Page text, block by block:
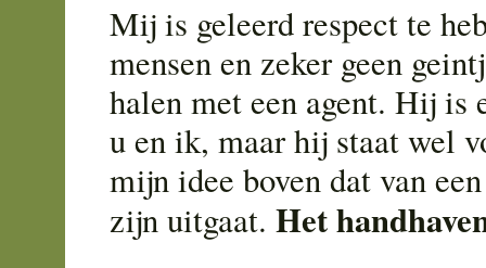
Mij is geleerd respect te
mensen en zeker geen
halen met een agent. Hij is
u en ik, maar hij staat wel
mijn idee boven dat van
zijn uitgaat. Het